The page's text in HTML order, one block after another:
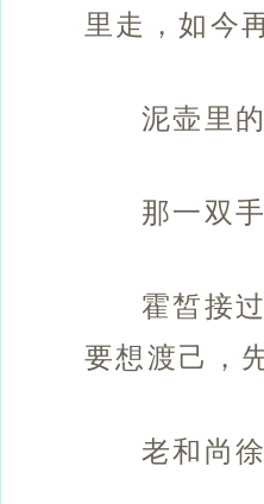
里走，如今
泥壶里
那一双
霍皙接
要想渡己，
老和尚